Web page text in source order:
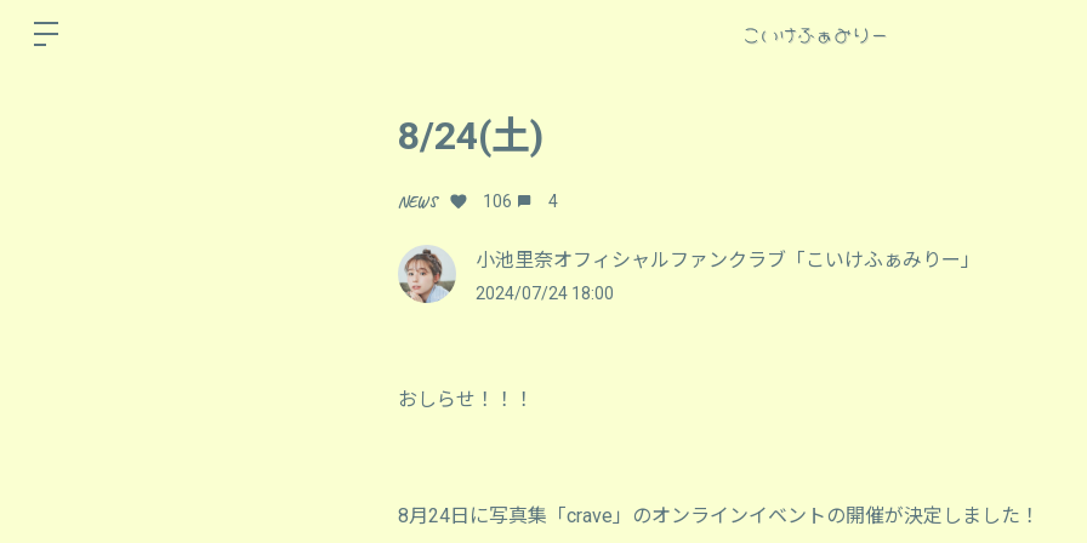
8/24(土)
NEWS 106 4
小池里奈オフィシャルファンクラブ「こいけふぁみりー」
2024/07/24 18:00
おしらせ！！！
8月24日に写真集「crave」のオンラインイベントの開催が決定しました！